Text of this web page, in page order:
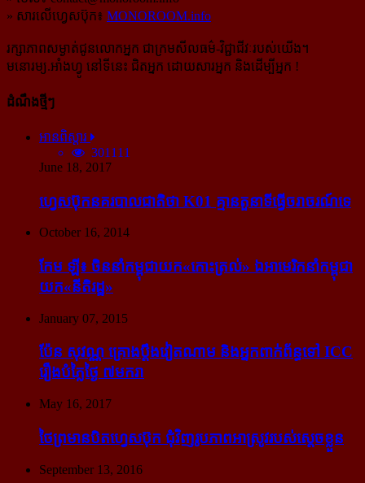
» សារលើហ្វេសប៊ុក៖ MONOROOM.info
រក្សាភាពសម្ងាត់ជូនលោកអ្នក ជាក្រមសីលធម៌-​វិជ្ជាជីវៈ​របស់យើង។
មនោរម្យ.អាំងហ្វូ នៅទីនេះ ជិតអ្នក ដោយសារអ្នក និងដើម្បីអ្នក !
ដំណឹងថ្មីៗ
អានពិស្ដារ
301111
June 18, 2017
ហ្វេសប៊ុក​នគរបាល​ជាតិ​ថា K01 គ្មាន​តួនាទី​ធ្វើ​ចរាចរណ៍​ទេ
October 16, 2014
កែម ឡី៖ ចិន​នាំ​កម្ពុជា​យក​«កោះ​ត្រល់» ឯ​អាមេរិក​នាំ​កម្ពុជា​
យក​«នីតិរដ្ឋ»
January 07, 2015
ប៉ែន សុវណ្ណ គ្រោង​ប្តឹង​វៀតណាម និង​អ្នក​ពាក់​ព័ន្ធ​ទៅ ICC
រឿង​បំភ្លៃ​ថ្ងៃ ៧​មករា
May 16, 2017
ថៃ​ព្រមាន​បិត​ហ្វេសប៊ុក ជុំ​វិញ​រូបភាព​អាស្រូវ​របស់​ស្ដេច​ខ្លួន
September 13, 2016